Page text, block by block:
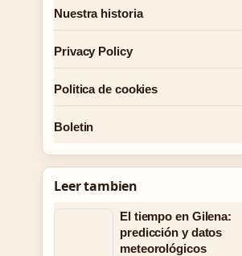
Nuestra historia
Privacy Policy
Politica de cookies
Boletin
Leer tambien
El tiempo en Gilena:
predicción y datos
meteorológicos